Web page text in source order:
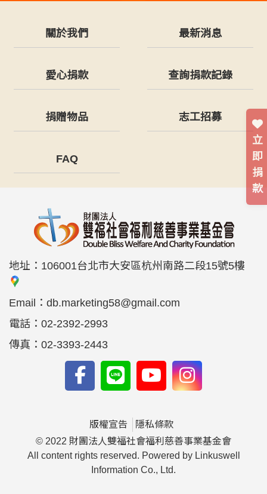
立
即
捐
款
關於我們 最新消息
愛心捐款 查詢捐款記錄
捐贈物品 志工招募
FAQ
地址： 106001台北市大安區杭州南路二段15號5樓
Email： db.marketing58@gmail.com
電話： 02-2392-2993
傳真： 02-3393-2443
版權宣告
隱私條款
© 2022 財團法人雙福社會福利慈善事業基金會
All content rights reserved. Powered by Linkuswell
Information Co., Ltd.